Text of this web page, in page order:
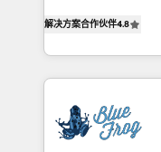
CRM, Solutions Architecture,
Migration, Custom
team of 25+ experts Contact us today to help you
get more from
maximizing
Excellence. With
strengthen your
Implementation
drive your business forward.
解决方案合作伙伴4.8